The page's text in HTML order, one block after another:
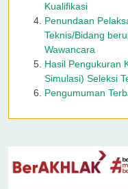
Kualifikasi
Penundaan
Teknis/Bidang
Wawancara
Hasil Pengukuran
Simulasi) Seleksi
Pengumuman